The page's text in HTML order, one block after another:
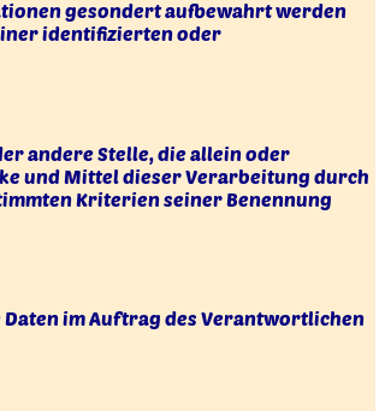
gesondert aufbewahrt werden
identifizierten oder
andere Stelle, die allein oder
und Mittel dieser Verarbeitung durch
Kriterien seiner Benennung
im Auftrag des Verantwortlichen